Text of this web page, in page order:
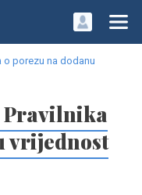
o porezu na dodanu
vrijednost